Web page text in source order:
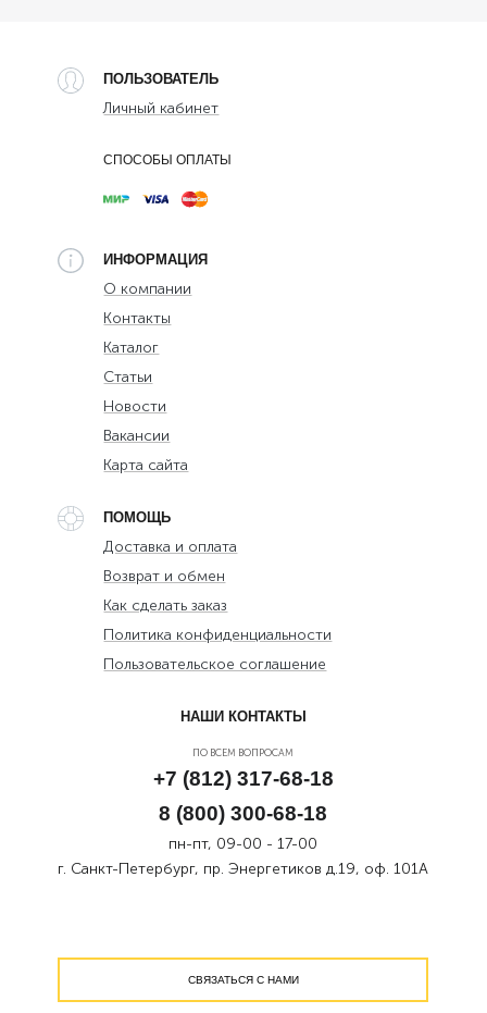
ПОЛЬЗОВАТЕЛЬ
Личный кабинет
СПОСОБЫ ОПЛАТЫ
ИНФОРМАЦИЯ
О компании
Контакты
Каталог
Статьи
Новости
Вакансии
Карта сайта
ПОМОЩЬ
Доставка и оплата
Возврат и обмен
Как сделать заказ
Политика конфиденциальности
Пользовательское соглашение
НАШИ КОНТАКТЫ
ПО ВСЕМ ВОПРОСАМ
+7 (812) 317-68-18
8 (800) 300-68-18
пн-пт, 09-00 - 17-00
г. Санкт-Петербург, пр. Энергетиков д.19, оф. 101А
СВЯЗАТЬСЯ С НАМИ